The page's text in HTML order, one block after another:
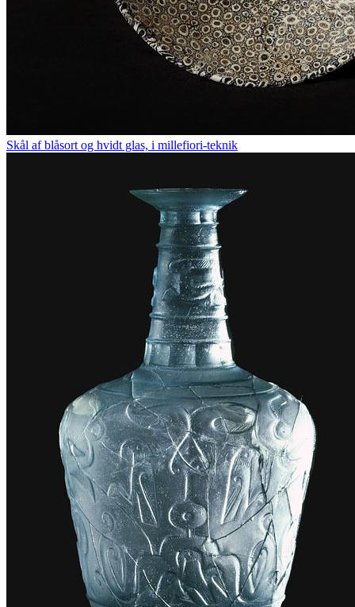
Skål af blåsort og hvidt glas, i millefiori-teknik